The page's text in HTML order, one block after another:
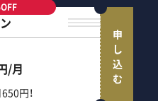
/月
円！
申し込む